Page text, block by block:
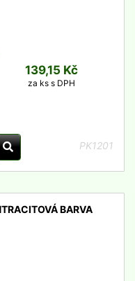
139,15 Kč
za ks s DPH
PK1201
BARVA